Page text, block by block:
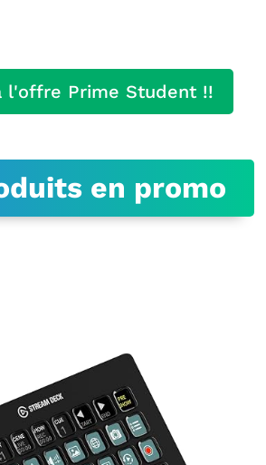
l'offre Prime Student !!
en promo